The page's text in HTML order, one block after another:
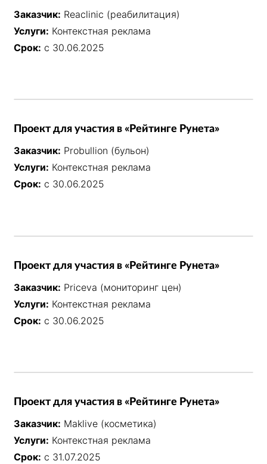
Заказчик: Reaclinic (реабилитация)
Услуги: Контекстная реклама
Срок: с 30.06.2025
Проект для участия в «Рейтинге Рунета»
Заказчик: Probullion (бульон)
Услуги: Контекстная реклама
Срок: с 30.06.2025
Проект для участия в «Рейтинге Рунета»
Заказчик: Priceva (мониторинг цен)
Услуги: Контекстная реклама
Срок: с 30.06.2025
Проект для участия в «Рейтинге Рунета»
Заказчик: Maklive (косметика)
Услуги: Контекстная реклама
Срок: с 31.07.2025